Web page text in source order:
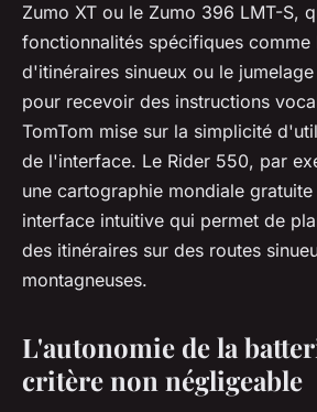
Zumo XT ou le Zumo 396 LMT-S,
fonctionnalités spécifiques
d'itinéraires sinueux ou le
pour recevoir des instructions
TomTom mise sur la simplicité
de l'interface. Le Rider 550, par
une cartographie mondiale
interface intuitive qui permet de
des itinéraires sur des routes
montagneuses.
L'autonomie de la
critère non négligeable